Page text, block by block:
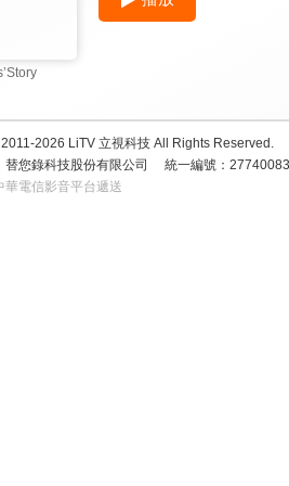
2026 LiTV 立視科技 All Rights Reserved.
替您錄科技股份有限公司
統一編號：
華電信影音平台遞送